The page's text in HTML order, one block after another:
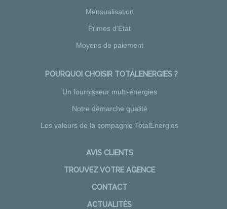
Mensualisation
Primes d'Etat
Moyens de paiement
POURQUOI CHOISIR TOTALENERGIES ?
Un fournisseur multi-énergies
Notre démarche qualité
Les valeurs de la compagnie TotalEnergies
AVIS CLIENTS
TROUVEZ VOTRE AGENCE
CONTACT
ACTUALITÉS